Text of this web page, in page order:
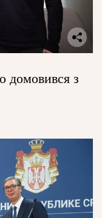
домовився з